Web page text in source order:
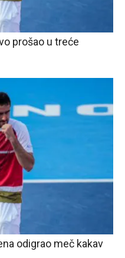
prošao u treće
odigrao meč kakav